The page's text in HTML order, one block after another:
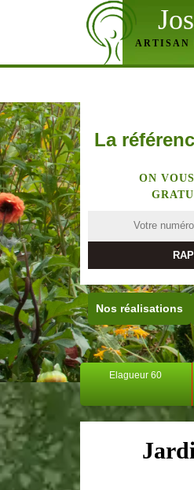
ARTISAN
La
ON
Nos réalisations
Elagueur 60